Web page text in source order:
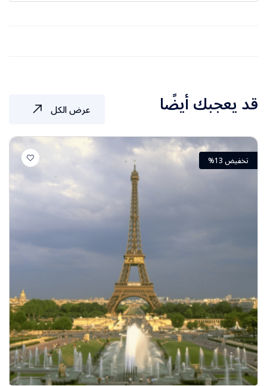
قد يعجبك أيضًا عرض الكل
تخفيض 13%